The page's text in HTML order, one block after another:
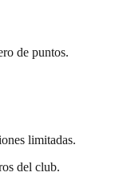
de puntos.
limitadas.
del club.